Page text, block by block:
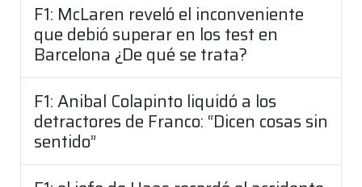
F1: McLaren reveló el inconveniente
que debió superar en los test en
Barcelona ¿De qué se trata?
F1: Anibal Colapinto liquidó a los
detractores de Franco: “Dicen cosas sin
sentido”